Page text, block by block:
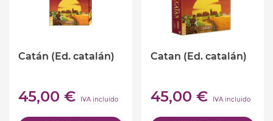
Catán (Ed. catalán)
45,00 € IVA incluido
Catan (Ed. catalán)
45,00 € IVA incluido